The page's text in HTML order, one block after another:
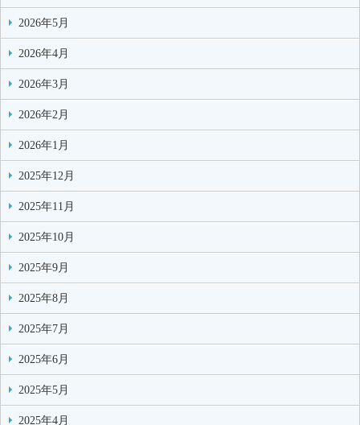
2026年5月
2026年4月
2026年3月
2026年2月
2026年1月
2025年12月
2025年11月
2025年10月
2025年9月
2025年8月
2025年7月
2025年6月
2025年5月
2025年4月